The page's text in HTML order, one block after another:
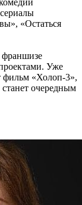
«Остаться
франшизе
Уже
фильм «Холоп-3»,
станет очередным